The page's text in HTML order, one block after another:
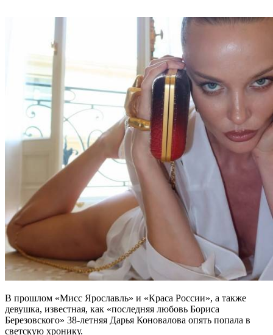
В прошлом «Мисс Ярославль» и «Краса России», а также
девушка, известная, как «последняя любовь Бориса
Березовского» 38-летняя Дарья Коновалова опять попала в
светскую хронику.